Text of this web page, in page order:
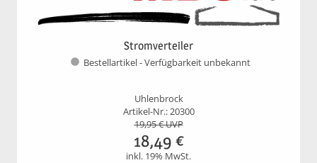
Stromverteiler
Bestellartikel - Verfügbarkeit unbekannt
Uhlenbrock
Artikel-Nr.: 20300
19,95€ UVP
18,49 €
inkl. 19% MwSt.